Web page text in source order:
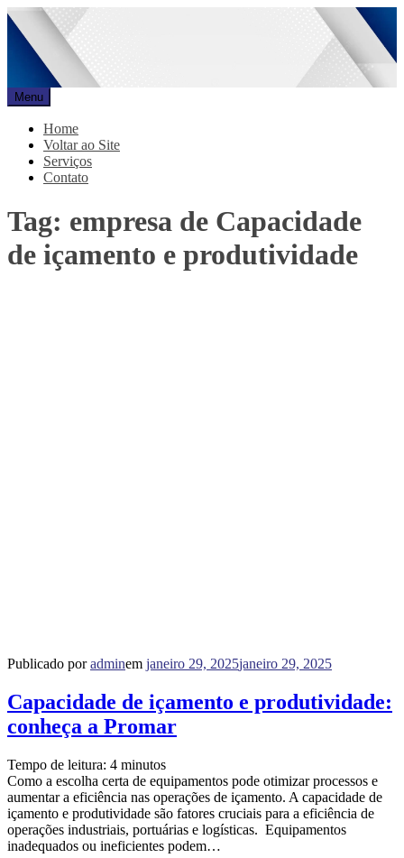
Pular
para
conteúdo
Promar
Blog
Menu
Home
Voltar ao Site
Serviços
Contato
Tag: empresa de Capacidade
de içamento e produtividade
Publicado poradminem janeiro 29, 2025janeiro 29, 2025
Capacidade de içamento e produtividade:
conheça a Promar
Tempo de leitura: 4 minutos
Como a escolha certa de equipamentos pode otimizar processos e
aumentar a eficiência nas operações de içamento. A capacidade de
içamento e produtividade são fatores cruciais para a eficiência de
operações industriais, portuárias e logísticas. Equipamentos
inadequados ou ineficientes podem…